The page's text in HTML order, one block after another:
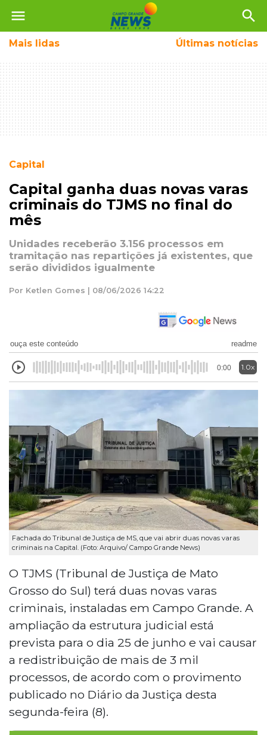
menu search
Mais lidas Últimas notícias
Capital
Capital ganha duas novas varas
criminais do TJMS no final do
mês
Unidades receberão 3.156 processos em
tramitação nas repartições já existentes, que
serão divididos igualmente
Por Ketlen Gomes | 08/06/2026 14:22
ouça este conteúdo readme
0:00 1.0x
Fachada do Tribunal de Justiça de MS, que vai abrir duas novas varas
criminais na Capital. (Foto: Arquivo/ Campo Grande News)
O TJMS (Tribunal de Justiça de Mato
Grosso do Sul) terá duas novas varas
criminais, instaladas em Campo Grande. A
ampliação da estrutura judicial está
prevista para o dia 25 de junho e vai causar
a redistribuição de mais de 3 mil
processos, de acordo com o provimento
publicado no Diário da Justiça desta
segunda-feira (8).